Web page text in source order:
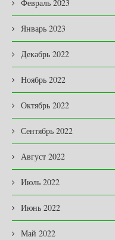
Февраль 2023
Январь 2023
Декабрь 2022
Ноябрь 2022
Октябрь 2022
Сентябрь 2022
Август 2022
Июль 2022
Июнь 2022
Май 2022